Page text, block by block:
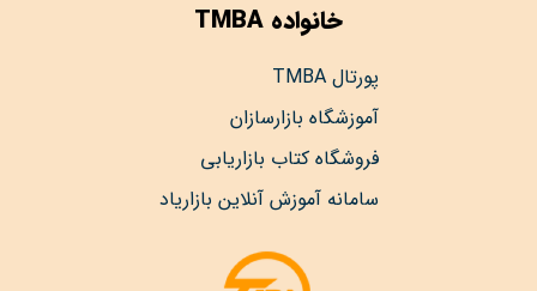
خانواده TMBA
پورتال TMBA
آموزشگاه بازارسازان
فروشگاه کتاب بازاریابی
سامانه آموزش آنلاین بازاریاد